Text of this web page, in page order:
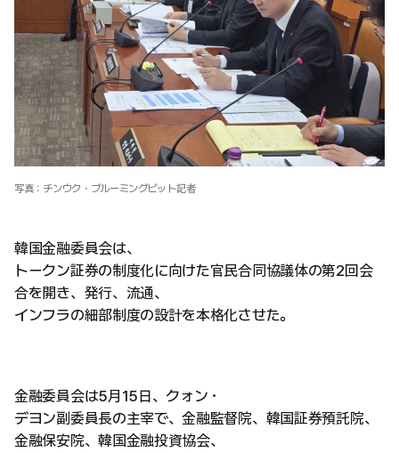
写真：チンウク・ブルーミングビット記者
韓国金融委員会は、
トークン証券の制度化に向けた官民合同協議体の第2回会
合を開き、発行、流通、
インフラの細部制度の設計を本格化させた。
金融委員会は5月15日、クォン・
デヨン副委員長の主宰で、金融監督院、韓国証券預託院、
金融保安院、韓国金融投資協会、